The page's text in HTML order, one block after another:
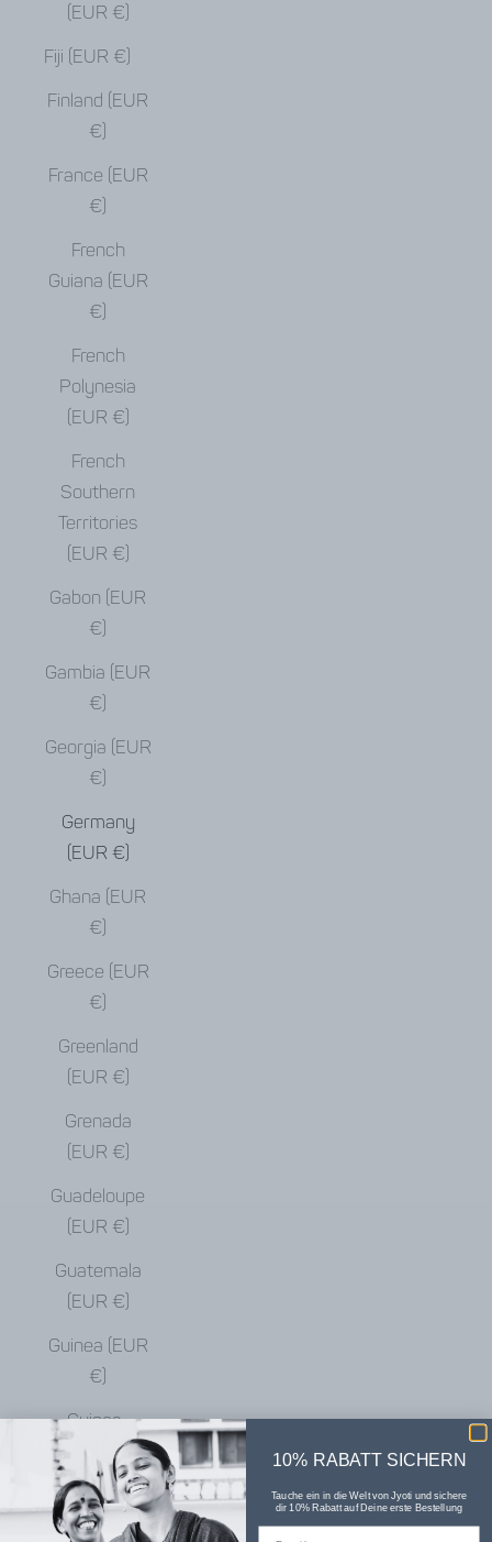
(EUR €)
Fiji (EUR €)
Finland (EUR
€)
France (EUR
€)
French
Guiana (EUR
€)
French
Polynesia
(EUR €)
French
Southern
Territories
(EUR €)
Gabon (EUR
€)
Gambia (EUR
€)
Georgia (EUR
€)
Germany
(EUR €)
Ghana (EUR
€)
Greece (EUR
€)
Greenland
(EUR €)
Grenada
(EUR €)
Guadeloupe
(EUR €)
Guatemala
(EUR €)
Guinea (EUR
€)
Guinea-
Bissau (EUR
€)
Guyana (EUR
10% RABATT SICHERN
Tauche ein in die Welt von Jyoti und sichere
dir 10% Rabatt auf Deine erste Bestellung